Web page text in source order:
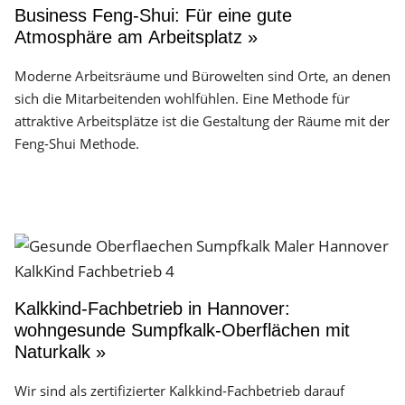
Business Feng-Shui: Für eine gute
Atmosphäre am Arbeitsplatz »
Moderne Arbeitsräume und Bürowelten sind Orte, an denen
sich die Mitarbeitenden wohlfühlen. Eine Methode für
attraktive Arbeitsplätze ist die Gestaltung der Räume mit der
Feng-Shui Methode.
Kalkkind-Fachbetrieb in Hannover:
wohngesunde Sumpfkalk-Oberflächen mit
Naturkalk »
Wir sind als zertifizierter Kalkkind-Fachbetrieb darauf